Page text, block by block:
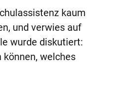
kaum
und verwies auf
wurde diskutiert:
welches